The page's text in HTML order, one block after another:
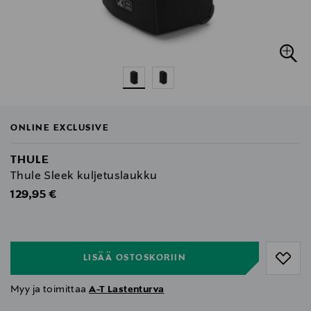
ONLINE EXCLUSIVE
THULE
Thule Sleek kuljetuslaukku
Original Price
129,95 €
LISÄÄ OSTOSKORIIN
Myy ja toimittaaA-T Lastenturva